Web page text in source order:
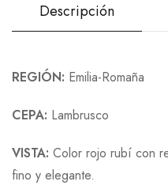
Descripción
REGIÓN: Emilia-Romaña
CEPA: Lambrusco
VISTA: Color rojo rubí con
fino y elegante.